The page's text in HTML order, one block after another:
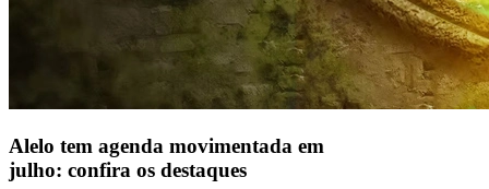
Alelo tem agenda movimentada em
julho: confira os destaques